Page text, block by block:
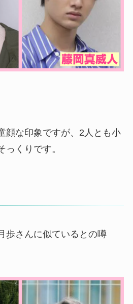
顔な印象ですが、2人とも小
っくりです。
歩さんに似ているとの噂